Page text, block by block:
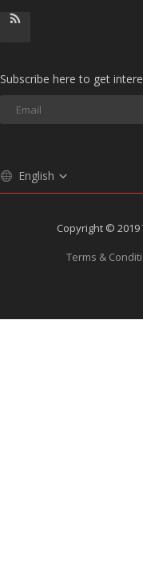
Subscribe here to get
English
Copyright © 2019
Terms &